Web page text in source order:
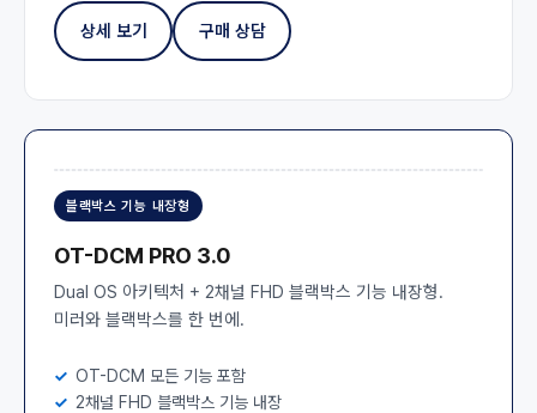
상세 보기 구매 상담
블랙박스 기능 내장형
OT-DCM PRO 3.0
Dual OS 아키텍처 + 2채널 FHD 블랙박스 기능 내장형.
미러와 블랙박스를 한 번에.
OT-DCM 모든 기능 포함
2채널 FHD 블랙박스 기능 내장